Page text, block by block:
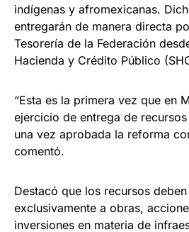
indígenas y afromexicanas.
entregarán de manera directa
Tesorería de la Federación
Hacienda y Crédito Público
“Esta es la primera vez que en
ejercicio de entrega de
una vez aprobada la reforma
comentó.
Destacó que los recursos
exclusivamente a obras,
inversiones en materia de